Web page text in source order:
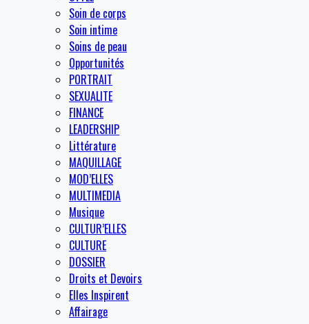
Soin de corps
Soin intime
Soins de peau
Opportunités
PORTRAIT
SEXUALITE
FINANCE
LEADERSHIP
Littérature
MAQUILLAGE
MOD’ELLES
MULTIMEDIA
Musique
CULTUR’ELLES
CULTURE
DOSSIER
Droits et Devoirs
Elles Inspirent
Affairage